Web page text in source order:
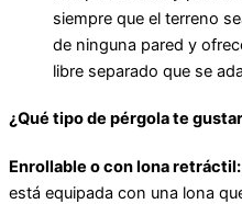
siempre que el terreno
de ninguna pared y
libre separado que se
¿Qué tipo de pérgola te
Enrollable o con lona retráctil:
está equipada con una lona